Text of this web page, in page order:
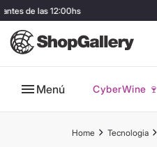
de las 12:00hs
Menú CyberWine 🍷
Tecnologia